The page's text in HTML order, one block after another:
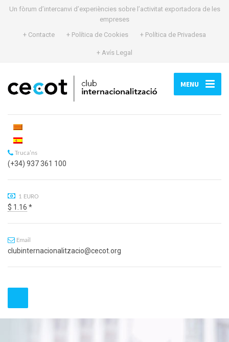
Un fòrum d’intercanvi d’experiències sobre l’activitat exportadora de les
empreses
+ Contacte
+ Política de Cookies + Política de Privadesa
+ Avís Legal
MENU
Truca'ns
(+34) 937 361 100
1 EURO
$ 1.16 *
Email
clubinternacionalitzacio@cecot.org